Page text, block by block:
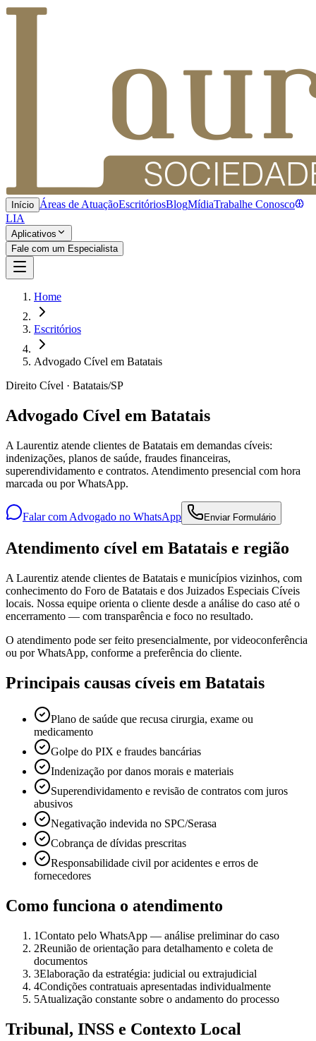
Início Áreas de AtuaçãoEscritóriosBlogMídiaTrabalhe Conosco
LIA
Aplicativos
Fale com um Especialista
Home
Escritórios
Advogado Cível em Batatais
Direito Cível · Batatais/SP
Advogado Cível em Batatais
A Laurentiz atende clientes de Batatais em demandas cíveis:
indenizações, planos de saúde, fraudes financeiras,
superendividamento e contratos. Atendimento presencial com hora
marcada ou por WhatsApp.
Falar com Advogado no WhatsApp Enviar Formulário
Atendimento cível em Batatais e região
A Laurentiz atende clientes de Batatais e municípios vizinhos, com
conhecimento do Foro de Batatais e dos Juizados Especiais Cíveis
locais. Nossa equipe orienta o cliente desde a análise do caso até o
encerramento — com transparência e foco no resultado.
O atendimento pode ser feito presencialmente, por videoconferência
ou por WhatsApp, conforme a preferência do cliente.
Principais causas cíveis em Batatais
Plano de saúde que recusa cirurgia, exame ou
medicamento
Golpe do PIX e fraudes bancárias
Indenização por danos morais e materiais
Superendividamento e revisão de contratos com juros
abusivos
Negativação indevida no SPC/Serasa
Cobrança de dívidas prescritas
Responsabilidade civil por acidentes e erros de
fornecedores
Como funciona o atendimento
1Contato pelo WhatsApp — análise preliminar do caso
2Reunião de orientação para detalhamento e coleta de
documentos
3Elaboração da estratégia: judicial ou extrajudicial
4Condições contratuais apresentadas individualmente
5Atualização constante sobre o andamento do processo
Tribunal, INSS e Contexto Local